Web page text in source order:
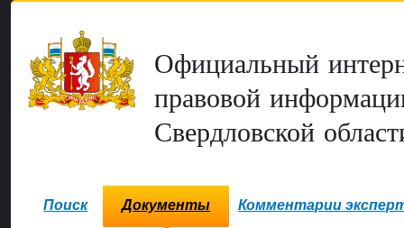
Официальный
правовой
Свердловской
Поиск Документы Комментарии